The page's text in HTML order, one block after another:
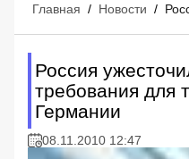
Главная / Новости /
Россия
требования для
Германии
08.11.2010 12:47